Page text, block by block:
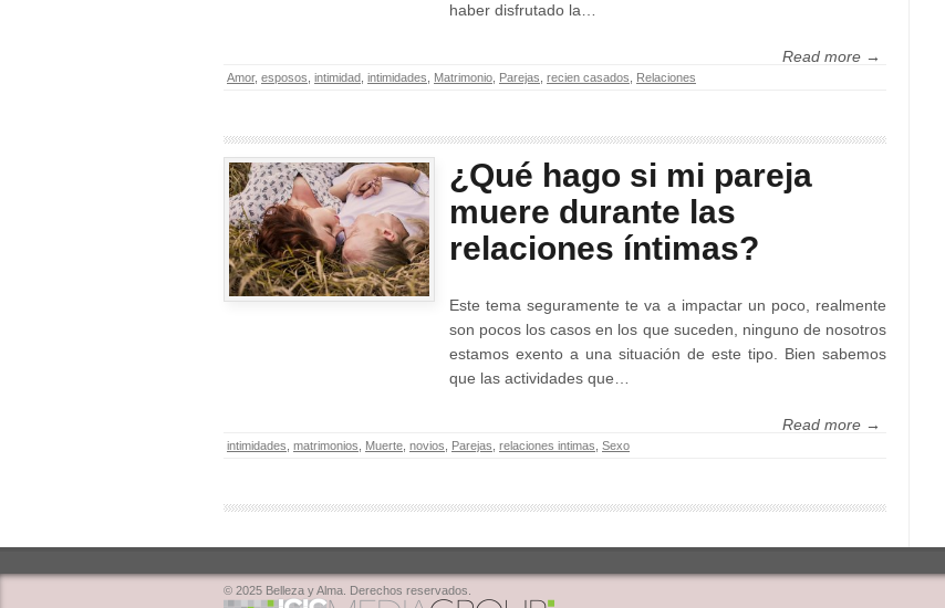
haber disfrutado la…
Read more →
Amor, esposos intimidad intimidades Matrimonio Parejas recien casados Relaciones
¿Qué hago si mi pareja
muere durante las
relaciones íntimas?
Este tema seguramente te va a impactar un poco, realmente
son pocos los casos en los que suceden, ninguno de nosotros
estamos exento a una situación de este tipo. Bien sabemos
que las actividades que…
Read more →
intimidades matrimonios Muerte novios Parejas relaciones intimas Sexo
© 2025 Belleza y Alma. Derechos reservados.